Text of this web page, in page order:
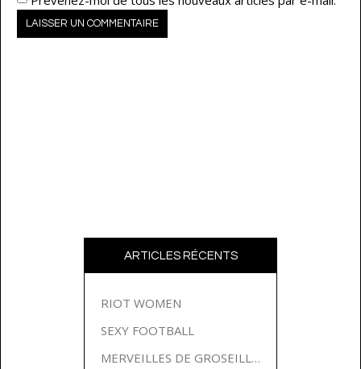
ARTICLES RÉCENTS
RIOT WOMEN
SEXY FOOTBALL
MERVEILLES DE GROSEILLES